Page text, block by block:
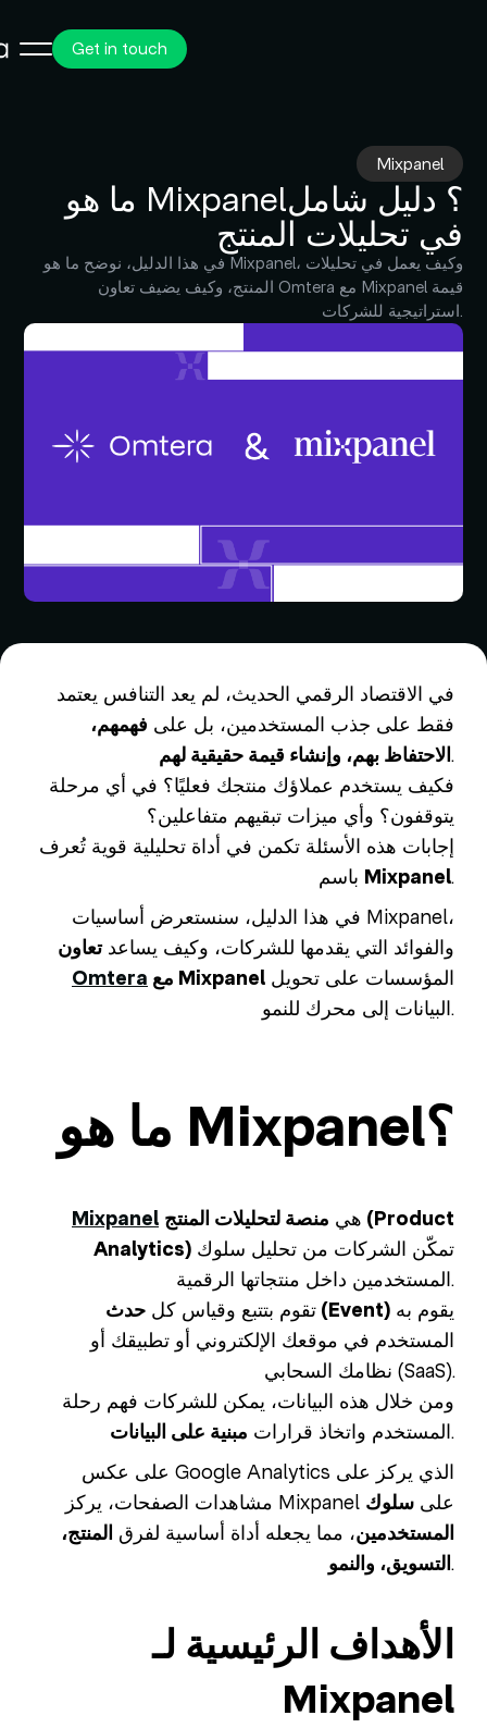
Get in touch
Mixpanel
ما هو Mixpanel؟ دليل شامل
في تحليلات المنتج
في هذا الدليل، نوضح ما هو Mixpanel، وكيف يعمل في تحليلات
المنتج، وكيف يضيف تعاون Omtera مع Mixpanel قيمة
استراتيجية للشركات.
في الاقتصاد الرقمي الحديث، لم يعد التنافس يعتمد
فقط على جذب المستخدمين، بل على فهمهم،
الاحتفاظ بهم، وإنشاء قيمة حقيقية لهم.
فكيف يستخدم عملاؤك منتجك فعليًا؟ في أي مرحلة
يتوقفون؟ وأي ميزات تبقيهم متفاعلين؟
إجابات هذه الأسئلة تكمن في أداة تحليلية قوية تُعرف
Mixpanel.
في هذا الدليل، سنستعرض أساسيات Mixpanel،
والفوائد التي يقدمها للشركات، وكيف يساعدتعاون
Omtera
مع Mixpanel
البيانات إلى محرك للنمو.
ما هو Mixpanel؟
Mixpanel هي منصة لتحليلات المنتج (Product
Analytics)
المستخدمين داخل منتجاتها الرقمية.
تقوم بتتبع وقياس كل حدث (Event)
المستخدم في موقعك الإلكتروني أو تطبيقك أو
نظامك السحابي (SaaS).
ومن خلال هذه البيانات، يمكن للشركات فهم رحلة
المستخدم واتخاذ قرارات مبنية على البيانات
.
على عكس Google Analytics الذي يركز على
مشاهدات الصفحات، يركز Mixpanel على سلوك
المستخدمين، مما يجعله أداة أساسية لفرق المنتج،
التسويق، والنمو.
الأهداف الرئيسية لـ
Mixpanel